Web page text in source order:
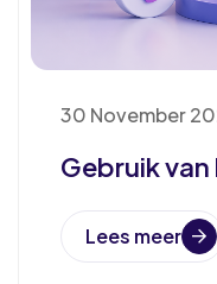
30 November
Gebruik
Lees meer